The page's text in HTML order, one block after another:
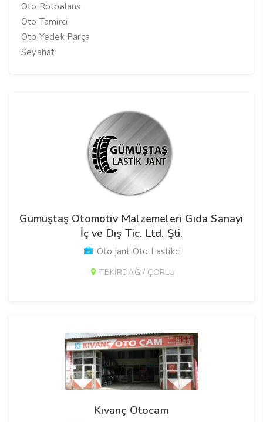
Oto Rotbalans
Oto Tamirci
Oto Yedek Parça
Seyahat
Gümüştaş Otomotiv Malzemeleri Gıda Sanayi
İç ve Dış Tic. Ltd. Şti.
Oto jant Oto Lastikci
TEKİRDAĞ / ÇORLU
Kıvanç Otocam